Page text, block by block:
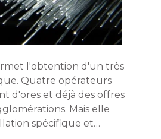
l'obtention d'un très
Quatre opérateurs
d'ores et déjà des offres
Mais elle
spécifique et